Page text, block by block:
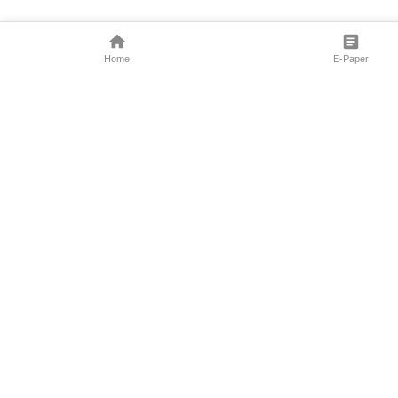
Home E-Paper